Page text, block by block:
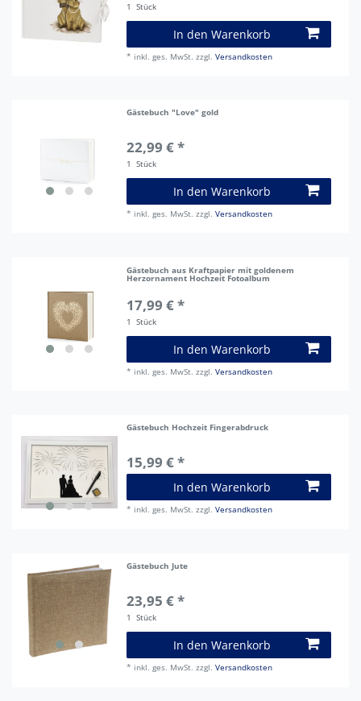
1 Stück
In den Warenkorb
* inkl. ges. MwSt. zzgl.Versandkosten
Gästebuch "Love" gold
22,99 € *
1 Stück
In den Warenkorb
* inkl. ges. MwSt. zzgl.Versandkosten
Gästebuch aus Kraftpapier mit goldenem
Herzornament Hochzeit Fotoalbum
17,99 € *
1 Stück
In den Warenkorb
* inkl. ges. MwSt. zzgl.Versandkosten
Gästebuch Hochzeit Fingerabdruck
15,99 € *
In den Warenkorb
* inkl. ges. MwSt. zzgl.Versandkosten
Gästebuch Jute
23,95 € *
1 Stück
In den Warenkorb
* inkl. ges. MwSt. zzgl.Versandkosten